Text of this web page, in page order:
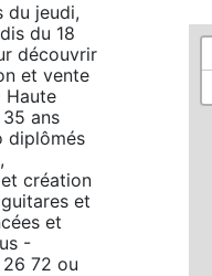
du jeudi,
du 18
découvrir
et vente
Haute
ans
diplômés
création
et
et
-
72 ou